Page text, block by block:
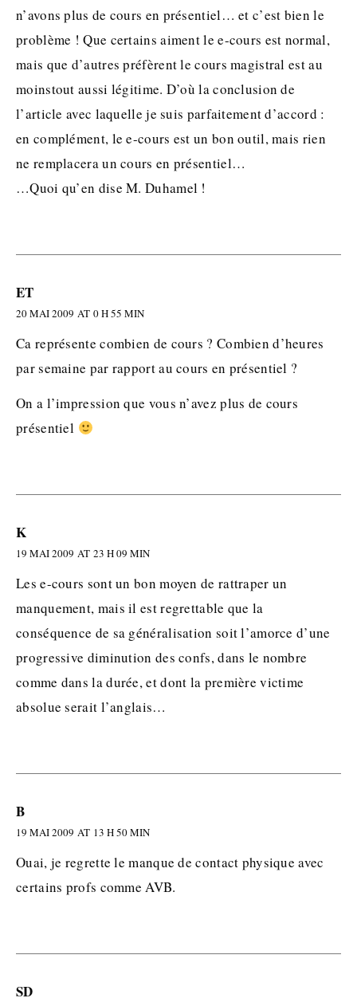
n’avons plus de cours en présentiel… et c’est bien le
problème ! Que certains aiment le e-cours est normal,
mais que d’autres préfèrent le cours magistral est au
moinstout aussi légitime. D’où la conclusion de
l’article avec laquelle je suis parfaitement d’accord :
en complément, le e-cours est un bon outil, mais rien
ne remplacera un cours en présentiel…
…Quoi qu’en dise M. Duhamel !
ET
20 MAI 2009 AT 0 H 55 MIN
Ca représente combien de cours ? Combien d’heures
par semaine par rapport au cours en présentiel ?
On a l’impression que vous n’avez plus de cours
présentiel
K
19 MAI 2009 AT 23 H 09 MIN
Les e-cours sont un bon moyen de rattraper un
manquement, mais il est regrettable que la
conséquence de sa généralisation soit l’amorce d’une
progressive diminution des confs, dans le nombre
comme dans la durée, et dont la première victime
absolue serait l’anglais…
B
19 MAI 2009 AT 13 H 50 MIN
Ouai, je regrette le manque de contact physique avec
certains profs comme AVB.
SD